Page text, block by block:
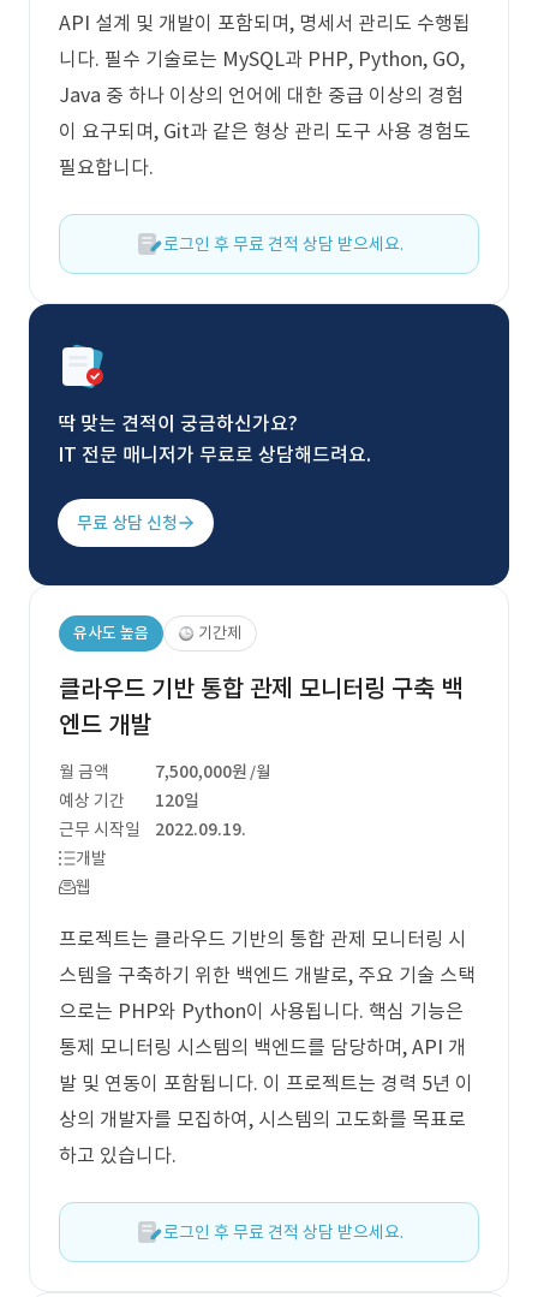
API 설계 및 개발이 포함되며, 명세서 관리도 수행됩
니다. 필수 기술로는 MySQL과 PHP, Python, GO,
Java 중 하나 이상의 언어에 대한 중급 이상의 경험
이 요구되며, Git과 같은 형상 관리 도구 사용 경험도
필요합니다.
로그인 후 무료 견적 상담 받으세요.
딱 맞는 견적이 궁금하신가요?
IT 전문 매니저가 무료로 상담해드려요.
무료 상담 신청
유사도 높음 기간제
클라우드 기반 통합 관제 모니터링 구축 백
엔드 개발
월 금액 7,500,000원 /월
예상 기간
120일
근무 시작일
2022.09.19.
개발
웹
프로젝트는 클라우드 기반의 통합 관제 모니터링 시
스템을 구축하기 위한 백엔드 개발로, 주요 기술 스택
으로는 PHP와 Python이 사용됩니다. 핵심 기능은
통제 모니터링 시스템의 백엔드를 담당하며, API 개
발 및 연동이 포함됩니다. 이 프로젝트는 경력 5년 이
상의 개발자를 모집하여, 시스템의 고도화를 목표로
하고 있습니다.
로그인 후 무료 견적 상담 받으세요.